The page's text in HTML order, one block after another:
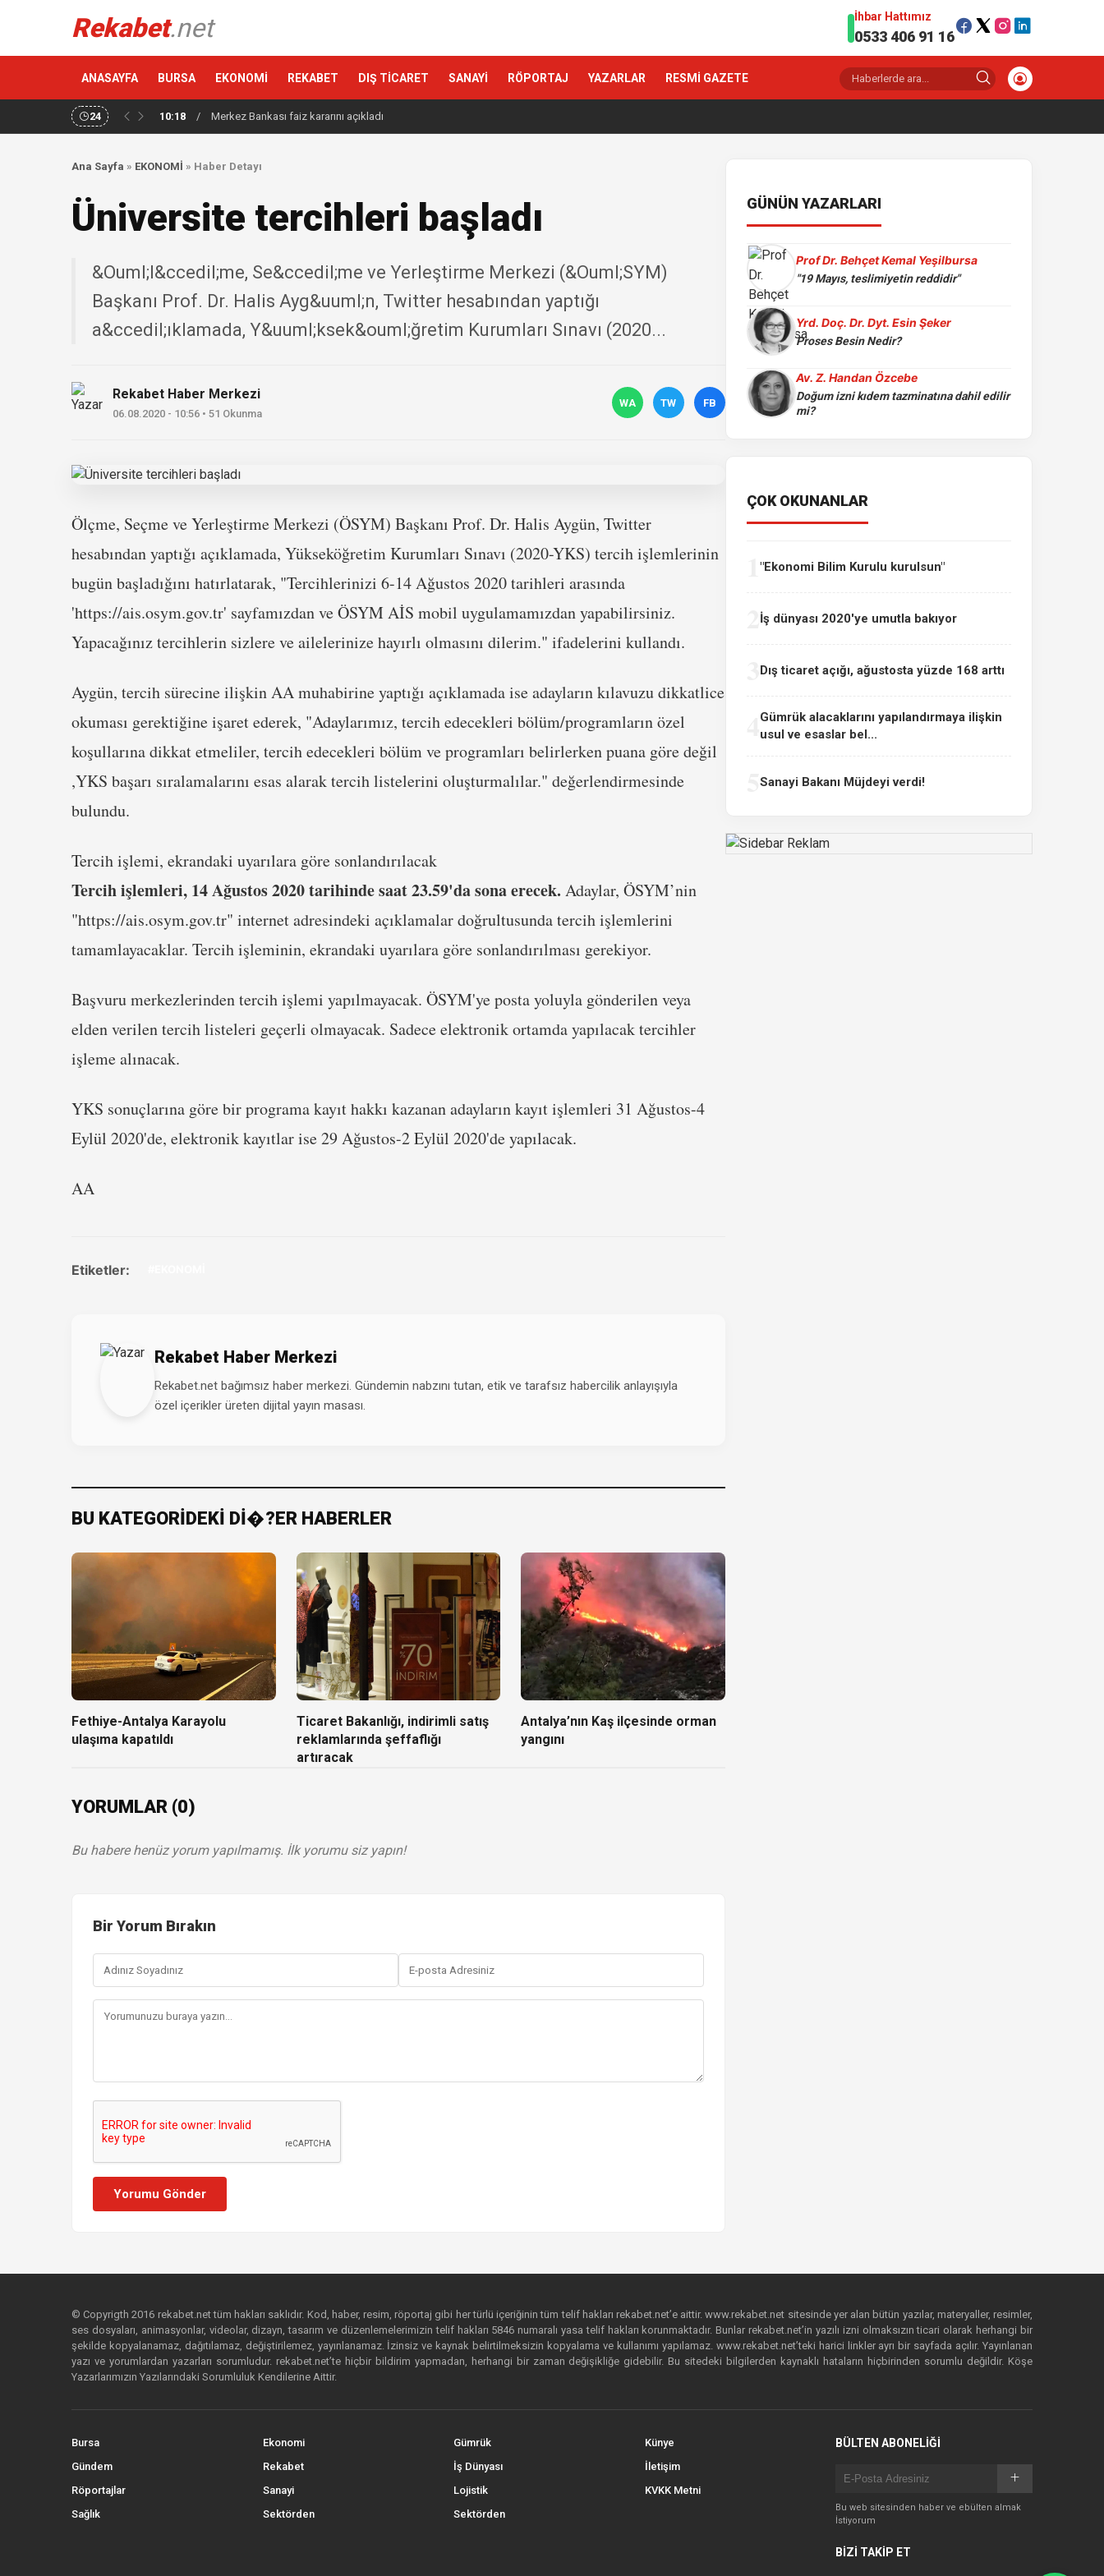
Rekabet.net İhbar Hattımız
0533 406 91 16
ANASAYFA BURSA EKONOMİ REKABET DIŞ TİCARET SANAYİ RÖPORTAJ YAZARLAR RESMİ GAZETE
24 10:18 / Merkez Bankası faiz kararını açıkladı
Ana Sayfa » EKONOMİ » Haber Detayı
Üniversite tercihleri başladı
&Ouml;l&ccedil;me, Se&ccedil;me ve Yerleştirme Merkezi (&Ouml;SYM)
Başkanı Prof. Dr. Halis Ayg&uuml;n, Twitter hesabından yaptığı
a&ccedil;ıklamada, Y&uuml;ksek&ouml;ğretim Kurumları Sınavı (2020...
Rekabet Haber Merkezi
06.08.2020 - 10:56 • 51 Okunma
WA TW FB
Ölçme, Seçme ve Yerleştirme Merkezi (ÖSYM) Başkanı Prof. Dr. Halis Aygün, Twitter
hesabından yaptığı açıklamada, Yükseköğretim Kurumları Sınavı (2020-YKS) tercih işlemlerinin
bugün başladığını hatırlatarak, "Tercihlerinizi 6-14 Ağustos 2020 tarihleri arasında
'https://ais.osym.gov.tr' sayfamızdan ve ÖSYM AİS mobil uygulamamızdan yapabilirsiniz.
Yapacağınız tercihlerin sizlere ve ailelerinize hayırlı olmasını dilerim." ifadelerini kullandı.
Aygün, tercih sürecine ilişkin AA muhabirine yaptığı açıklamada ise adayların kılavuzu dikkatlice
okuması gerektiğine işaret ederek, "Adaylarımız, tercih edecekleri bölüm/programların özel
koşullarına dikkat etmeliler, tercih edecekleri bölüm ve programları belirlerken puana göre değil
,YKS başarı sıralamalarını esas alarak tercih listelerini oluşturmalılar." değerlendirmesinde
bulundu.
Tercih işlemi, ekrandaki uyarılara göre sonlandırılacak
Tercih işlemleri, 14 Ağustos 2020 tarihinde saat 23.59'da sona erecek. Adaylar, ÖSYM’nin
"https://ais.osym.gov.tr" internet adresindeki açıklamalar doğrultusunda tercih işlemlerini
tamamlayacaklar. Tercih işleminin, ekrandaki uyarılara göre sonlandırılması gerekiyor.
Başvuru merkezlerinden tercih işlemi yapılmayacak. ÖSYM'ye posta yoluyla gönderilen veya
elden verilen tercih listeleri geçerli olmayacak. Sadece elektronik ortamda yapılacak tercihler
işleme alınacak.
YKS sonuçlarına göre bir programa kayıt hakkı kazanan adayların kayıt işlemleri 31 Ağustos-4
Eylül 2020'de, elektronik kayıtlar ise 29 Ağustos-2 Eylül 2020'de yapılacak.
AA
Etiketler:
Rekabet Haber Merkezi
Rekabet.net bağımsız haber merkezi. Gündemin nabzını tutan, etik ve tarafsız habercilik anlayışıyla
özel içerikler üreten dijital yayın masası.
BU KATEGORİDEKİ Dİ�?ER HABERLER
Fethiye-Antalya Karayolu
ulaşıma kapatıldı
Ticaret Bakanlığı, indirimli satış
reklamlarında şeffaflığı
artıracak
Antalya’nın Kaş ilçesinde orman
yangını
YORUMLAR (0)
Bu habere henüz yorum yapılmamış. İlk yorumu siz yapın!
Bir Yorum Bırakın
Yorumu Gönder
GÜNÜN YAZARLARI
Prof Dr. Behçet Kemal Yeşilbursa
"19 Mayıs, teslimiyetin reddidir"
Yrd. Doç. Dr. Dyt. Esin Şeker
Proses Besin Nedir?
Av. Z. Handan Özcebe
Doğum izni kıdem tazminatına dahil edilir
mi?
ÇOK OKUNANLAR
"Ekonomi Bilim Kurulu kurulsun"
İş dünyası 2020'ye umutla bakıyor
Dış ticaret açığı, ağustosta yüzde 168 arttı
Gümrük alacaklarını yapılandırmaya ilişkin
usul ve esaslar bel...
Sanayi Bakanı Müjdeyi verdi!
© Copyrigth 2016 rekabet.net tüm hakları saklıdır. Kod, haber, resim, röportaj gibi her türlü içeriğinin tüm telif hakları rekabet.net’e aittir. www.rekabet.net sitesinde yer alan bütün yazılar, materyaller, resimler,
ses dosyaları, animasyonlar, videolar, dizayn, tasarım ve düzenlemelerimizin telif hakları 5846 numaralı yasa telif hakları korunmaktadır. Bunlar rekabet.net’in yazılı izni olmaksızın ticari olarak herhangi bir
şekilde kopyalanamaz, dağıtılamaz, değiştirilemez, yayınlanamaz. İzinsiz ve kaynak belirtilmeksizin kopyalama ve kullanımı yapılamaz. www.rekabet.net’teki harici linkler ayrı bir sayfada açılır. Yayınlanan
yazı ve yorumlardan yazarları sorumludur. rekabet.net’te hiçbir bildirim yapmadan, herhangi bir zaman değişikliğe gidebilir. Bu sitedeki bilgilerden kaynaklı hataların hiçbirinden sorumlu değildir. Köşe
Yazarlarımızın Yazılarındaki Sorumluluk Kendilerine Aittir.
Bursa
Gündem
Röportajlar
Sağlık
Ekonomi
Rekabet
Sanayi
Sektörden
Gümrük
İş Dünyası
Lojistik
Sektörden
Künye
İletişim
KVKK Metni
BÜLTEN ABONELİĞİ
Bu web sitesinden haber ve ebülten almak
İstiyorum
BİZİ TAKİP ET